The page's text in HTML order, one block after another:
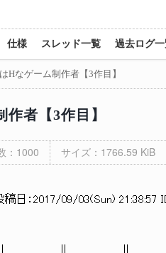
仕様 スレッド一覧 過去ログ
Hなゲーム制作者【3作目】
者【3作目】
：1000 サイズ：1766.59 KiB
稿日： 2017/09/03(Sun) 21:38:57